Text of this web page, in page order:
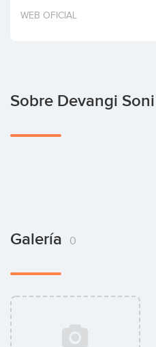
Invertir
WEB OFICIAL
Sobre Devangi Soni
Galería 0